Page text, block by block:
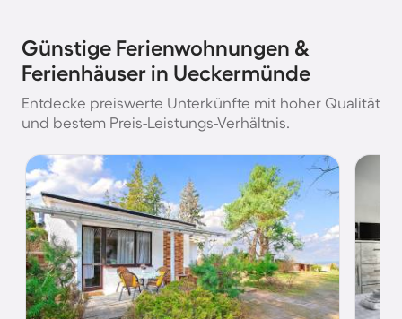
Günstige Ferienwohnungen &
Ferienhäuser in Ueckermünde
Entdecke preiswerte Unterkünfte mit hoher Qualität
und bestem Preis-Leistungs-Verhältnis.